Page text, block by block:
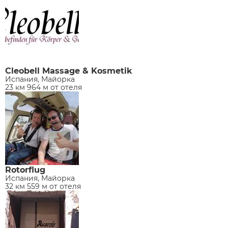
Cleobell Massage & Kosmetik
Испания, Майорка
23 км 964 м от отеля
Rotorflug
Испания, Майорка
32 км 559 м от отеля